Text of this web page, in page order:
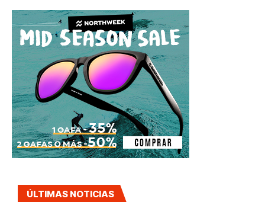
ÚLTIMAS NOTICIAS